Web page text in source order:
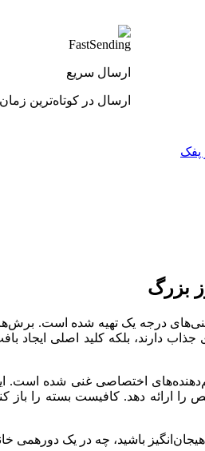
ارسال سریع
ارسال در کوتاه‌ترین زمان
پفک
بزرگ
درجه یک تهیه شده است.
دارند، بلکه کلید اصلی ایجاد
اختصاصی غنی شده است.
ارائه دهد. کافیست بسته را باز
باشید، چه در یک دورهمی